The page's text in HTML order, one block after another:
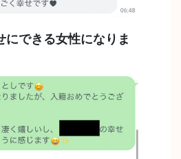
にできる女性になりま